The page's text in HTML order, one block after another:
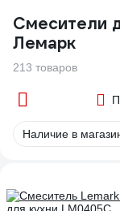
Смесители
Лемарк
213 товаров
Наличие в